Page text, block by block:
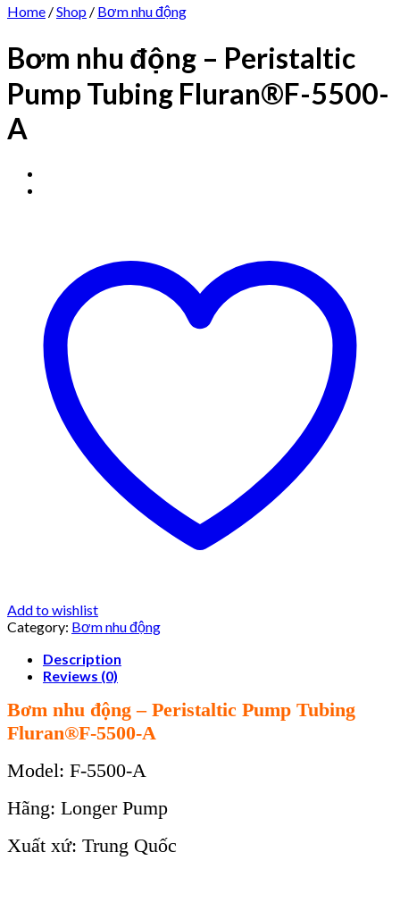
Home /Shop / Bơm nhu động
Bơm nhu động – Peristaltic
Pump Tubing Fluran®F-5500-
A
Add to wishlist
Category: Bơm nhu động
Description
Reviews (0)
Bơm nhu động – Peristaltic Pump Tubing
Fluran®F-5500-A
Model: F-5500-A
Hãng: Longer Pump
Xuất xứ: Trung Quốc